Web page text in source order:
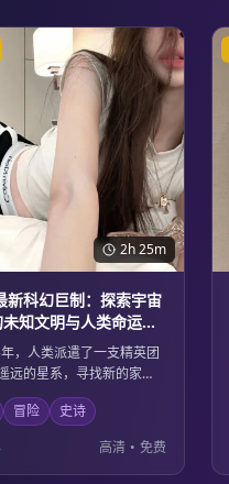
2h 25m
新科幻巨制：探索宇宙
知文明与人类命运的
险
，人类派遣了一支精英团
远的星系，寻找新的家
遭遇了前所未见的智能生
并卷入了一场关乎宇宙存
冲突。这部影片不仅有震
效果，更深入探讨了科技
性光辉的边界。
冒险
史诗
高清 • 免费